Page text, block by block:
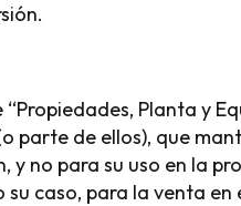
Planta y
parte de ellos), que
no para su uso en la
caso, para la venta